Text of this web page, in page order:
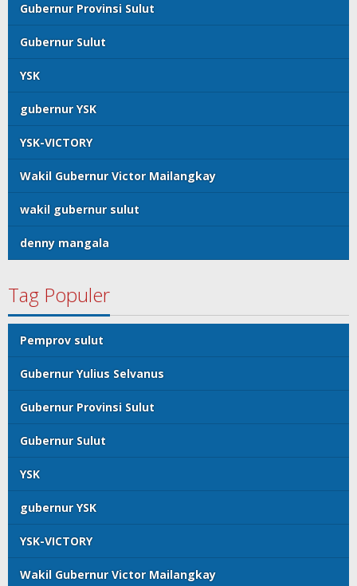
Gubernur Provinsi Sulut
Gubernur Sulut
YSK
gubernur YSK
YSK-VICTORY
Wakil Gubernur Victor Mailangkay
wakil gubernur sulut
denny mangala
Tag Populer
Pemprov sulut
Gubernur Yulius Selvanus
Gubernur Provinsi Sulut
Gubernur Sulut
YSK
gubernur YSK
YSK-VICTORY
Wakil Gubernur Victor Mailangkay